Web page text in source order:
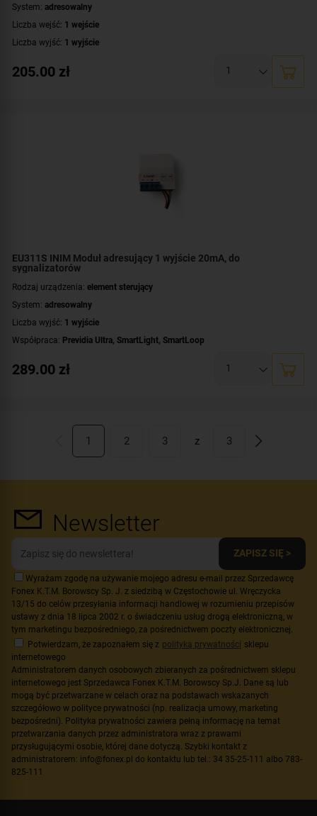
System: adresowalny
Liczba wejść: 1 wejście
Liczba wyjść: 1 wyjście
Współpraca:Previdia Ultra
205.00 zł
EU311S INIM Moduł adresujący 1 wyjście 20mA, do
sygnalizatorów
Rodzaj urządzenia: element sterujący
System: adresowalny
Liczba wyjść: 1 wyjście
Współpraca: Previdia Ultra SmartLight SmartLoop
289.00 zł
1 2 3 z 3
Newsletter
ZAPISZ SIĘ >
Wyrażam zgodę na używanie mojego adresu e-mail przez Sprzedawcę
Fonex K.T.M. Borowscy Sp. J. z siedzibą w Częstochowie ul. Wręczycka
13/15 do celów przesyłania informacji handlowej w rozumieniu przepisów
ustawy z dnia 18 lipca 2002 r. o świadczeniu usług drogą elektroniczną, w
tym marketingu bezpośredniego, za pośrednictwem poczty elektronicznej.
Potwierdzam, że zapoznałem się z polityką prywatności sklepu
internetowego
Administratorem danych osobowych zbieranych za pośrednictwem sklepu
internetowego jest Sprzedawca Fonex K.T.M. Borowscy Sp.J. Dane są lub
mogą być przetwarzane w celach oraz na podstawach wskazanych
szczegółowo w polityce prywatności (np. realizacja umowy, marketing
bezpośredni). Polityka prywatności zawiera pełną informację na temat
przetwarzania danych przez administratora wraz z prawami
przysługującymi osobie, której dane dotyczą. Szybki kontakt z
administratorem: info@fonex.pl do kontaktu lub tel.: 34 35-25-111 albo 783-
825-111